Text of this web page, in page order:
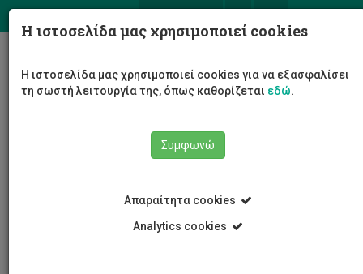
Η ιστοσελίδα μας χρησιμοποιεί cookies
Η ιστοσελίδα μας χρησιμοποιεί cookies για να εξασφαλίσει
τη σωστή λειτουργία της, όπως καθορίζεται εδώ.
Συμφωνώ
Απαραίτητα cookies
Analytics cookies